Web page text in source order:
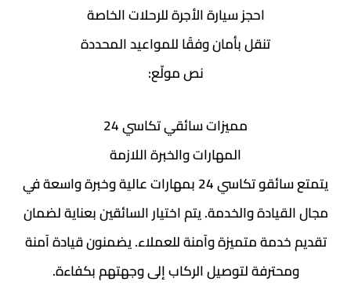
احجز سيارة الأجرة للرحلات الخاصة
تنقل بأمان وفقًا للمواعيد المحددة
نص مولّع:
مميزات سائقي تكاسي 24
المهارات والخبرة اللازمة
يتمتع سائقو تكاسي 24 بمهارات عالية وخبرة واسعة في
مجال القيادة والخدمة. يتم اختيار السائقين بعناية لضمان
تقديم خدمة متميزة وآمنة للعملاء. يضمنون قيادة آمنة
ومحترفة لتوصيل الركاب إلى وجهتهم بكفاءة.